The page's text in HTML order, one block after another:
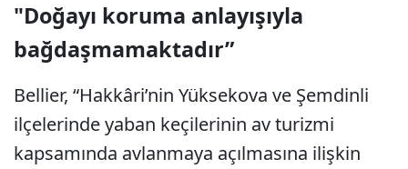
"Doğayı koruma anlayışıyla
bağdaşmamaktadır”
Bellier, “Hakkâri’nin Yüksekova ve Şemdinli
ilçelerinde yaban keçilerinin av turizmi
kapsamında avlanmaya açılmasına ilişkin